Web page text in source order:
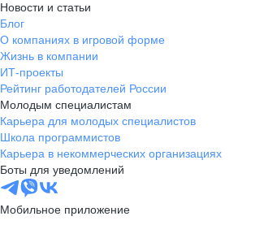
Новости и статьи
Блог
О компаниях в игровой форме
Жизнь в компании
ИТ-проекты
Рейтинг работодателей России
Молодым специалистам
Карьера для молодых специалистов
Школа программистов
Карьера в некоммерческих организациях
Боты для уведомлений
Мобильное приложение